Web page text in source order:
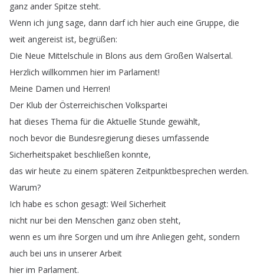
ganz ander Spitze steht.
Wenn ich jung sage, dann darf ich hier auch eine Gruppe, die
weit angereist ist, begrüßen:
Die Neue Mittelschule in Blons aus dem Großen Walsertal.
Herzlich willkommen hier im Parlament!
Meine Damen und Herren!
Der Klub der Österreichischen Volkspartei
hat dieses Thema für die Aktuelle Stunde gewählt,
noch bevor die Bundesregierung dieses umfassende
Sicherheitspaket beschließen konnte,
das wir heute zu einem späteren Zeitpunktbesprechen werden.
Warum?
Ich habe es schon gesagt: Weil Sicherheit
nicht nur bei den Menschen ganz oben steht,
wenn es um ihre Sorgen und um ihre Anliegen geht, sondern
auch bei uns in unserer Arbeit
hier im Parlament.